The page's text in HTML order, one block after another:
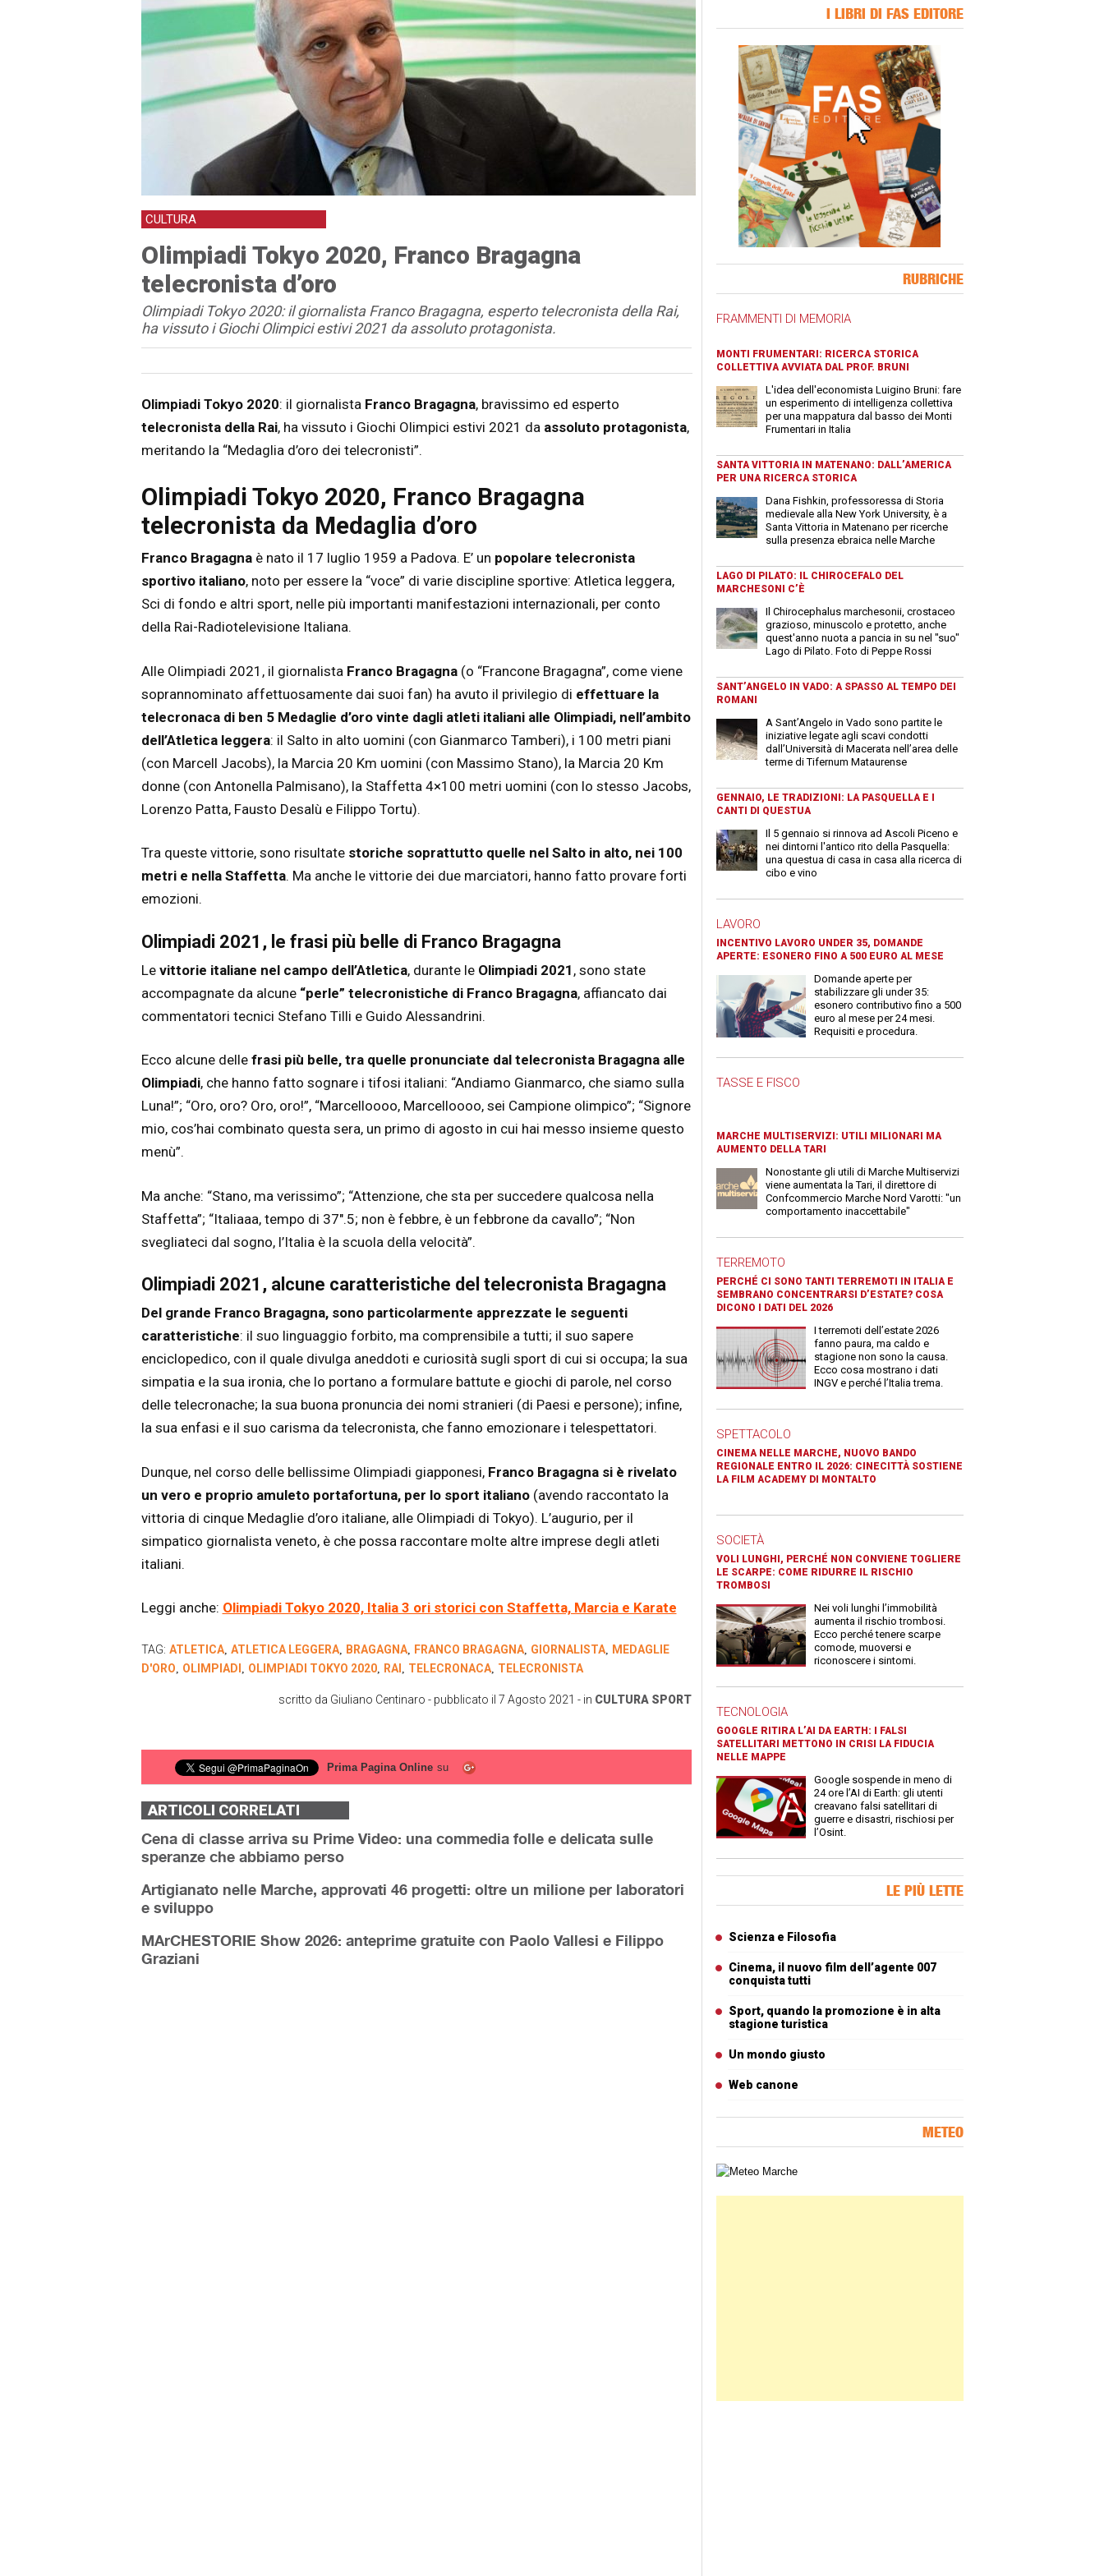
CULTURA
Olimpiadi Tokyo 2020, Franco Bragagna
telecronista d’oro
Olimpiadi Tokyo 2020: il giornalista Franco Bragagna, esperto telecronista della Rai,
ha vissuto i Giochi Olimpici estivi 2021 da assoluto protagonista.
Articolo
Testo articolo principale
Olimpiadi Tokyo 2020: il giornalista Franco Bragagna, bravissimo ed esperto
telecronista della Rai, ha vissuto i Giochi Olimpici estivi 2021 da assoluto protagonista,
meritando la “Medaglia d’oro dei telecronisti”.
Olimpiadi Tokyo 2020, Franco Bragagna
telecronista da Medaglia d’oro
Franco Bragagnaè nato il 17 luglio 1959 a Padova. E’ un popolare telecronista
sportivo italiano, noto per essere la “voce” di varie discipline sportive: Atletica leggera,
Sci di fondo e altri sport, nelle più importanti manifestazioni internazionali, per conto
della Rai-Radiotelevisione Italiana.
Alle Olimpiadi 2021, il giornalista Franco Bragagna(o “Francone Bragagna”, come viene
soprannominato affettuosamente dai suoi fan) ha avuto il privilegio di effettuare la
telecronaca di ben 5 Medaglie d’oro vinte dagli atleti italiani alle Olimpiadi, nell’ambito
dell’Atletica leggera: il Salto in alto uomini (con Gianmarco Tamberi), i 100 metri piani
(con Marcell Jacobs), la Marcia 20 Km uomini (con Massimo Stano), la Marcia 20 Km
donne (con Antonella Palmisano), la Staffetta 4×100 metri uomini (con lo stesso Jacobs,
Lorenzo Patta, Fausto Desalù e Filippo Tortu).
Tra queste vittorie, sono risultate storiche soprattutto quelle nel Salto in alto, nei 100
metri e nella Staffetta. Ma anche le vittorie dei due marciatori, hanno fatto provare forti
emozioni.
Olimpiadi 2021, le frasi più belle di Franco Bragagna
Le vittorie italiane nel campo dell’Atletica, durante le Olimpiadi 2021 , sono state
accompagnate da alcune “perle” telecronistiche di Franco Bragagna, affiancato dai
commentatori tecnici Stefano Tilli e Guido Alessandrini.
Ecco alcune delle frasi più belle, tra quelle pronunciate dal telecronista Bragagna alle
Olimpiadi, che hanno fatto sognare i tifosi italiani: “Andiamo Gianmarco, che siamo sulla
Luna!”; “Oro, oro? Oro, oro!”, “Marcelloooo, Marcelloooo, sei Campione olimpico”; “Signore
mio, cos’hai combinato questa sera, un primo di agosto in cui hai messo insieme questo
menù”.
Ma anche: “Stano, ma verissimo”; “Attenzione, che sta per succedere qualcosa nella
Staffetta”; “Italiaaa, tempo di 37″.5; non è febbre, è un febbrone da cavallo”; “Non
svegliateci dal sogno, l’Italia è la scuola della velocità”.
Olimpiadi 2021, alcune caratteristiche del telecronista Bragagna
Del grande Franco Bragagna, sono particolarmente apprezzate le seguenti
caratteristiche: il suo linguaggio forbito, ma comprensibile a tutti; il suo sapere
enciclopedico, con il quale divulga aneddoti e curiosità sugli sport di cui si occupa; la sua
simpatia e la sua ironia, che lo portano a formulare battute e giochi di parole, nel corso
delle telecronache; la sua buona pronuncia dei nomi stranieri (di Paesi e persone); infine,
la sua enfasi e il suo carisma da telecronista, che fanno emozionare i telespettatori.
Dunque, nel corso delle bellissime Olimpiadi giapponesi, Franco Bragagna si è rivelato
un vero e proprio amuleto portafortuna, per lo sport italiano(avendo raccontato la
vittoria di cinque Medaglie d’oro italiane, alle Olimpiadi di Tokyo). L’augurio, per il
simpatico giornalista veneto, è che possa raccontare molte altre imprese degli atleti
italiani.
Leggi anche: Olimpiadi Tokyo 2020, Italia 3 ori storici con Staffetta, Marcia e Karate
TAG: ATLETICA, ATLETICA LEGGERA, BRAGAGNA, FRANCO BRAGAGNA, GIORNALISTA,
MEDAGLIE
D'ORO
OLIMPIADI OLIMPIADI TOKYO 2020, RAI TELECRONACA, TELECRONISTA
scritto da Giuliano Centinaro - pubblicato il 7 Agosto 2021 - in CULTURA SPORT
Prima Pagina Online su
ARTICOLI CORRELATI
Cena di classe arriva su Prime Video: una commedia folle e delicata sulle
speranze che abbiamo perso
Artigianato nelle Marche, approvati 46 progetti: oltre un milione per laboratori
e sviluppo
MArCHESTORIE Show 2026: anteprime gratuite con Paolo Vallesi e Filippo
Graziani
I LIBRI DI FAS EDITORE
RUBRICHE
FRAMMENTI DI MEMORIA
MONTI FRUMENTARI: RICERCA STORICA
COLLETTIVA AVVIATA DAL PROF. BRUNI
L'idea dell'economista Luigino Bruni: fare
un esperimento di intelligenza collettiva
per una mappatura dal basso dei Monti
Frumentari in Italia
SANTA VITTORIA IN MATENANO: DALL’AMERICA
PER UNA RICERCA STORICA
Dana Fishkin, professoressa di Storia
medievale alla New York University, è a
Santa Vittoria in Matenano per ricerche
sulla presenza ebraica nelle Marche
LAGO DI PILATO: IL CHIROCEFALO DEL
MARCHESONI C’È
Il Chirocephalus marchesonii, crostaceo
grazioso, minuscolo e protetto, anche
quest'anno nuota a pancia in su nel "suo"
Lago di Pilato. Foto di Peppe Rossi
SANT’ANGELO IN VADO: A SPASSO AL TEMPO DEI
ROMANI
A Sant’Angelo in Vado sono partite le
iniziative legate agli scavi condotti
dall’Università di Macerata nell’area delle
terme di Tifernum Mataurense
GENNAIO, LE TRADIZIONI: LA PASQUELLA E I
CANTI DI QUESTUA
Il 5 gennaio si rinnova ad Ascoli Piceno e
nei dintorni l'antico rito della Pasquella:
una questua di casa in casa alla ricerca di
cibo e vino
LAVORO
INCENTIVO LAVORO UNDER 35, DOMANDE
APERTE: ESONERO FINO A 500 EURO AL MESE
Domande aperte per
stabilizzare gli under 35:
esonero contributivo fino a 500
euro al mese per 24 mesi.
Requisiti e procedura.
TASSE E FISCO
MARCHE MULTISERVIZI: UTILI MILIONARI MA
AUMENTO DELLA TARI
Nonostante gli utili di Marche Multiservizi
viene aumentata la Tari, il direttore di
Confcommercio Marche Nord Varotti: "un
comportamento inaccettabile"
TERREMOTO
PERCHÉ CI SONO TANTI TERREMOTI IN ITALIA E
SEMBRANO CONCENTRARSI D’ESTATE? COSA
DICONO I DATI DEL 2026
I terremoti dell’estate 2026
fanno paura, ma caldo e
stagione non sono la causa.
Ecco cosa mostrano i dati
INGV e perché l’Italia trema.
SPETTACOLO
CINEMA NELLE MARCHE, NUOVO BANDO
REGIONALE ENTRO IL 2026: CINECITTÀ SOSTIENE
LA FILM ACADEMY DI MONTALTO
SOCIETÀ
VOLI LUNGHI, PERCHÉ NON CONVIENE TOGLIERE
LE SCARPE: COME RIDURRE IL RISCHIO
TROMBOSI
Nei voli lunghi l’immobilità
aumenta il rischio trombosi.
Ecco perché tenere scarpe
comode, muoversi e
riconoscere i sintomi.
TECNOLOGIA
GOOGLE RITIRA L’AI DA EARTH: I FALSI
SATELLITARI METTONO IN CRISI LA FIDUCIA
NELLE MAPPE
Google sospende in meno di
24 ore l’AI di Earth: gli utenti
creavano falsi satellitari di
guerre e disastri, rischiosi per
l’Osint.
LE PIÙ LETTE
Scienza e Filosofia
Cinema, il nuovo film dell’agente 007
conquista tutti
Sport, quando la promozione è in alta
stagione turistica
Un mondo giusto
Web canone
METEO
Carta meteorologica delle Marche